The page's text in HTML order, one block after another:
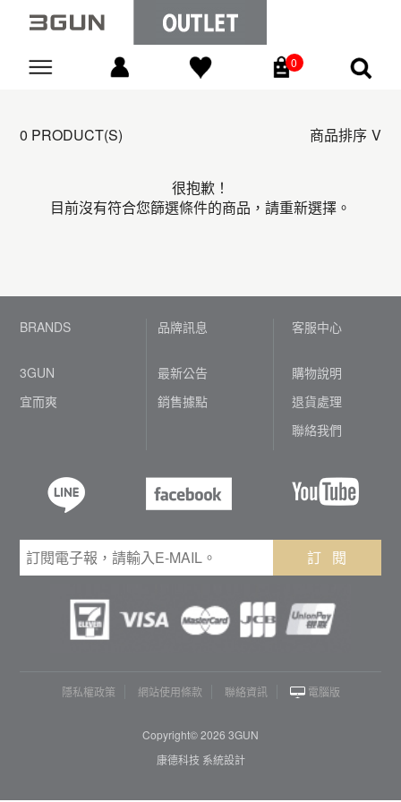
0
0 PRODUCT(S) 商品排序
很抱歉！
目前沒有符合您篩選條件的商品，請重新選擇。
BRANDS
3GUN
宜而爽
品牌訊息
最新公告
銷售據點
客服中心
購物說明
退貨處理
聯絡我們
訂 閱
隱私權政策 網站使用條款 聯絡資訊 電腦版
Copyright© 2026 3GUN
康德科技 系統設計